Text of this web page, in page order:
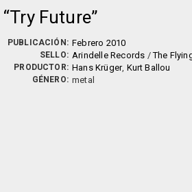
Try Future
PUBLICACIÓN: Febrero 2010
SELLO: Arindelle Records /The
PRODUCTOR: Hans Krüger, Kurt Ballou
GÉNERO: metal